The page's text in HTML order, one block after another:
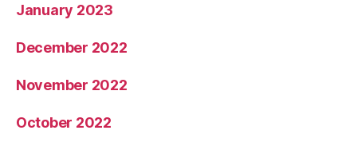
January 2023
December 2022
November 2022
October 2022